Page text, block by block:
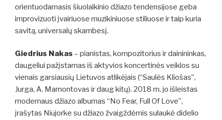
orientuodamasis šiuolaikinio džiazo tendensijose geba
improvizuoti įvairiuose muzikiniuose stiliuose ir taip kuria
savitą, universalų skambesį.
Giedrius Nakas – pianistas, kompozitorius ir dainininkas,
daugeliui pažįstamas iš aktyvios koncertinės veiklos su
vienais garsiausių Lietuvos atlikėjais (“Saulės Kliošas”,
Jurga, A. Mamontovas ir daug kitų). 2018 m. jo išleistas
modernaus džiazo albumas “No Fear, Full Of Love”,
įrašytas Niujorke su džiazo žvaigždėmis sulaukė didelio